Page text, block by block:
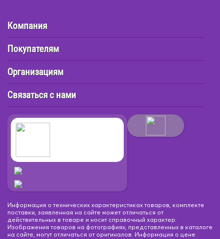
Компания
Покупателям
Организациям
Связаться с нами
Информация о технических характеристиках товаров, комплекте
поставки, заявленная на сайте может отличаться от
действительных в товаре и носит справочный характер.
Изображения товаров на фотографиях, представленных в каталоге
на сайте, могут отличаться от оригиналов. Информация о цене